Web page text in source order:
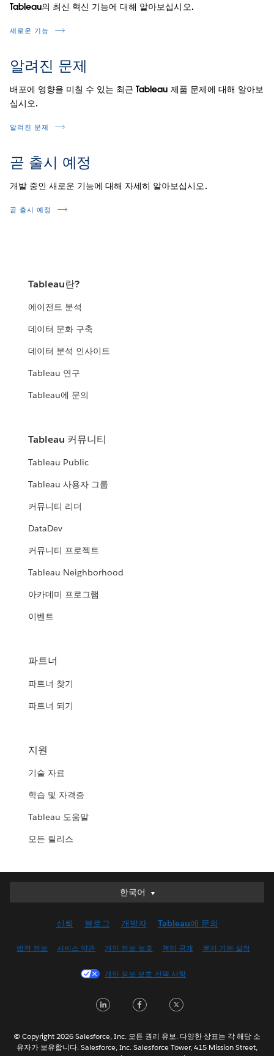
Tableau의 최신 혁신 기능에 대해 알아보십시오.
새로운 기능
알려진 문제
배포에 영향을 미칠 수 있는 최근 Tableau 제품 문제에 대해 알아보
십시오.
알려진 문제
곧 출시 예정
개발 중인 새로운 기능에 대해 자세히 알아보십시오.
곧 출시 예정
Tableau란?
에이전트 분석
데이터 문화 구축
데이터 분석 인사이트
Tableau 연구
Tableau에 문의
Tableau 커뮤니티
Tableau Public
Tableau 사용자 그룹
커뮤니티 리더
DataDev
커뮤니티 프로젝트
Tableau Neighborhood
아카데미 프로그램
이벤트
파트너
파트너 찾기
파트너 되기
지원
기술 자료
학습 및 자격증
Tableau 도움말
모든 릴리스
한국어
한국어
English (UK)
Français (Canada)
Italiano
Nederlands
신뢰 블로그 개발자 Tableau에 문의
법적 정보 서비스 약관 개인 정보 보호 책임 공개 쿠키 기본 설정
개인 정보 보호 선택 사항
n c i
© Copyright 2026 Salesforce, Inc. 모든 권리 유보. 다양한 상표는 각 해당 소
유자가 보유합니다. Salesforce, Inc. Salesforce Tower, 415 Mission Street,